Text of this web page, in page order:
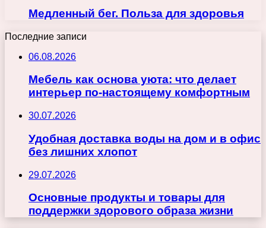
Медленный бег. Польза для здоровья
Последние записи
06.08.2026
Мебель как основа уюта: что делает
интерьер по-настоящему комфортным
30.07.2026
Удобная доставка воды на дом и в офис
без лишних хлопот
29.07.2026
Основные продукты и товары для
поддержки здорового образа жизни